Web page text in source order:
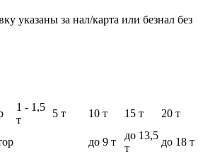
указаны за нал/карта или безнал без
1 - 1,5
т
5 т 10 т 15 т 20 т
до 9 т
до 13,5
т
до 18 т